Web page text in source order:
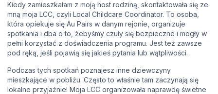
Kiedy zamieszkałam z moją host rodziną, skontaktowała się ze
mną moja LCC, czyli Local Childcare Coordinator. To osoba,
która opiekuje się Au Pairs w danym rejonie, organizuje
spotkania i dba o to, żebyśmy czuły się bezpieczne i mogły w
pełni korzystać z doświadczenia programu. Jest też zawsze
pod ręką, jeśli pojawią się jakieś pytania lub wątpliwości.
Podczas tych spotkań poznajesz inne dziewczyny
mieszkające w pobliżu. Często to właśnie tam zaczynają się
lokalne przyjaźnie! Moja LCC organizowała naprawdę świetne